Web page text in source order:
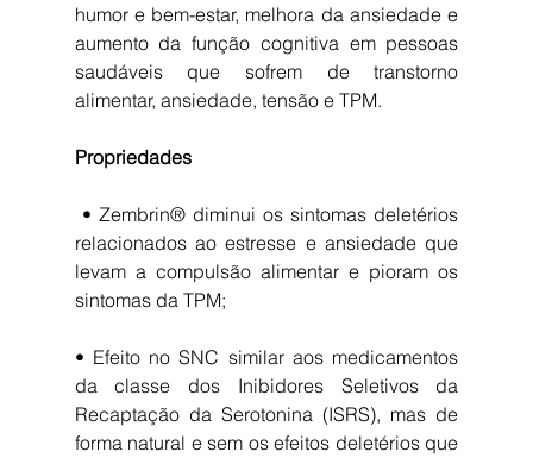
humor e bem-estar, melhora da ansiedade e
aumento da função cognitiva em pessoas
saudáveis que sofrem de transtorno
alimentar, ansiedade, tensão e TPM.
Propriedades
relacionados ao estresse e ansiedade que
levam a compulsão alimentar e pioram os
sintomas da TPM;
• Efeito no SNC similar aos medicamentos
da classe dos Inibidores Seletivos da
Recaptação da Serotonina (ISRS), mas de
forma natural e sem os efeitos deletérios que